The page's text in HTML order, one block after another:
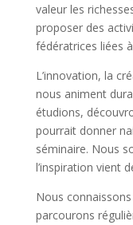
valeur les
proposer des
fédératrices liées
L’innovation, la
nous animent
étudions,
pourrait donner
séminaire. Nous
l’inspiration vient
Nous
parcourons